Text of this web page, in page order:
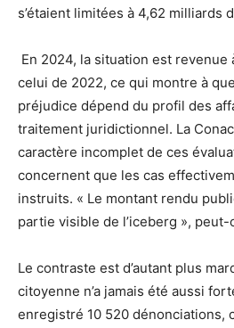
s’étaient limitées à 4,62 milliards
En 2024, la situation est revenue
celui de 2022, ce qui montre à
préjudice dépend du profil des
traitement juridictionnel. La
caractère incomplet de ces
concernent que les cas
instruits. « Le montant rendu
partie visible de l’iceberg »,
Le contraste est d’autant plus
citoyenne n’a jamais été aussi
enregistré 10 520 dénonciations,